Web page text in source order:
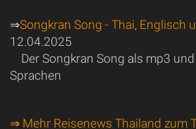
⇒Songkran Song - Thai, Englisch
12.04.2025
Der Songkran Song als mp3
Sprachen
⇒ Mehr Reisenews Thailand zum